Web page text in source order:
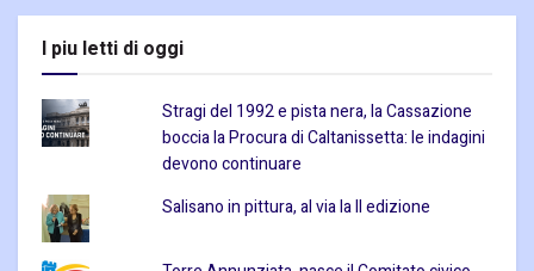
I piu letti di oggi
Stragi del 1992 e pista nera, la Cassazione
boccia la Procura di Caltanissetta: le indagini
devono continuare
Salisano in pittura, al via la II edizione